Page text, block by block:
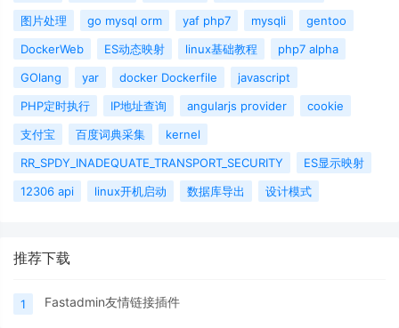
图片处理
go mysql orm yaf php7 mysqli
gentoo
DockerWeb
ES动态映射 linux基础教程
php7 alpha
GOlang
yar docker Dockerfile
javascript
PHP定时执行
IP地址查询 angularjs provider
cookie
支付宝
百度词典采集
kernel
RR_SPDY_INADEQUATE_TRANSPORT_SECURITY
ES显示映射
12306 api
linux开机启动 数据库导出 设计模式
推荐下载
1 Fastadmin友情链接插件